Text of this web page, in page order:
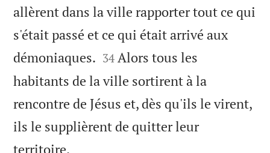
allèrent dans la ville rapporter tout ce qui
s'était passé et ce qui était arrivé aux
démoniaques. 

34 Alors tous les
habitants de la ville sortirent à la
rencontre de Jésus et, dès qu'ils le virent,
ils le supplièrent de quitter leur
territoire.